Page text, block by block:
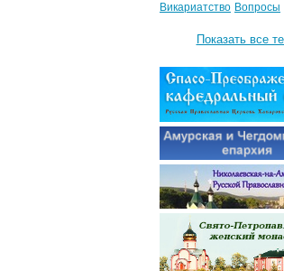
Викариатство Вопросы
Показать все